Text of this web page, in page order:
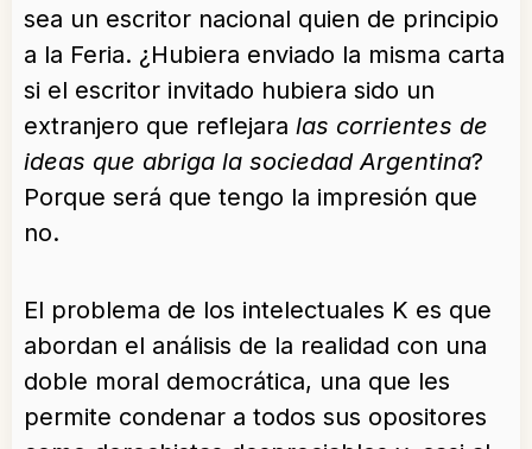
sea un escritor nacional quien de principio
a la Feria. ¿Hubiera enviado la misma carta
si el escritor invitado hubiera sido un
extranjero que reflejara las corrientes de
ideas que abriga la sociedad Argentina?
Porque será que tengo la impresión que
no.
El problema de los intelectuales K es que
abordan el análisis de la realidad con una
doble moral democrática, una que les
permite condenar a todos sus opositores